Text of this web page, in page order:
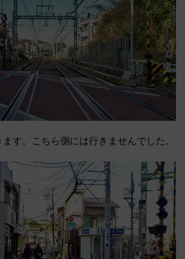
す。こちら側には行きませんでした。